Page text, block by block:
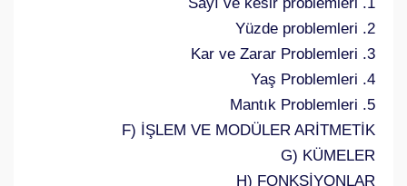
2. Yüzde problemleri
3. Kar ve Zarar Problemleri
4. Yaş Problemleri
5. Mantık Problemleri
F) İŞLEM VE MODÜLER ARİTMETİK
G) KÜMELER
H) FONKSİYONLAR